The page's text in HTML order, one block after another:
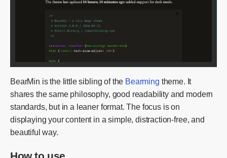
BearMin is the little sibling of the Bearming theme. It
shares the same philosophy, good readability and modern
standards, but in a leaner format. The focus is on
displaying your content in a simple, distraction-free, and
beautiful way.